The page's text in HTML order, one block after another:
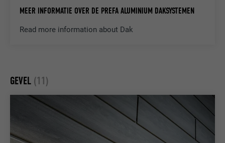
MEER INFORMATIE OVER DE PREFA ALUMINIUM DAKSYSTEMEN
Read more information about Dak
GEVEL (11)